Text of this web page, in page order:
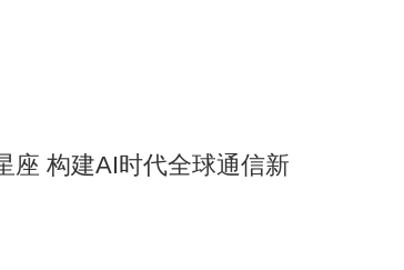
座 构建AI时代全球通信新